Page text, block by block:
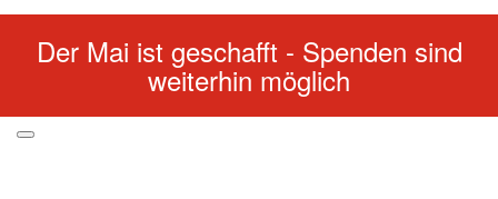
Der Mai ist geschafft - Spenden sind
weiterhin möglich